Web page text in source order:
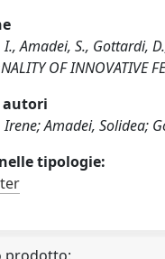
Amadei, S., Gottardi,
OF INNOVATIVE
Amadei, Solidea;
tipologie: